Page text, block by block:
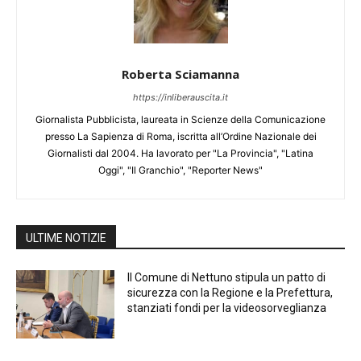
Roberta Sciamanna
https://inliberauscita.it
Giornalista Pubblicista, laureata in Scienze della Comunicazione
presso La Sapienza di Roma, iscritta all’Ordine Nazionale dei
Giornalisti dal 2004. Ha lavorato per "La Provincia", "Latina
Oggi", "Il Granchio", "Reporter News"
ULTIME NOTIZIE
Il Comune di Nettuno stipula un patto di
sicurezza con la Regione e la Prefettura,
stanziati fondi per la videosorveglianza